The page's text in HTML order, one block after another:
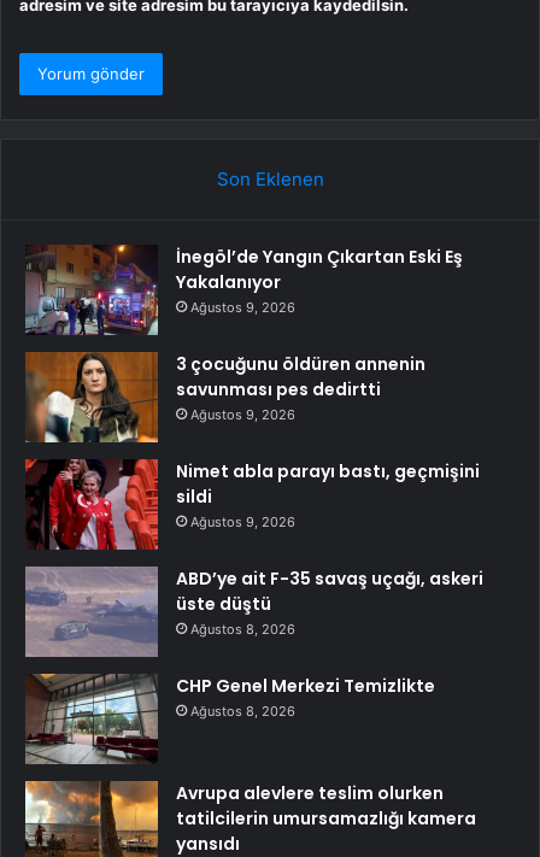
adresim ve site adresim bu tarayıcıya kaydedilsin.
Son Eklenen
İnegöl’de Yangın Çıkartan Eski Eş
Yakalanıyor
Ağustos 9, 2026
3 çocuğunu öldüren annenin
savunması pes dedirtti
Ağustos 9, 2026
Nimet abla parayı bastı, geçmişini
sildi
Ağustos 9, 2026
ABD’ye ait F-35 savaş uçağı, askeri
üste düştü
Ağustos 8, 2026
CHP Genel Merkezi Temizlikte
Ağustos 8, 2026
Avrupa alevlere teslim olurken
tatilcilerin umursamazlığı kamera
yansıdı